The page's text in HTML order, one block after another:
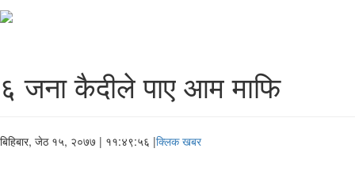
६ जना कैदीले पाए आम माफि
बिहिबार, जेठ १५, २०७७ | ११:४९:५६ |क्लिक खबर